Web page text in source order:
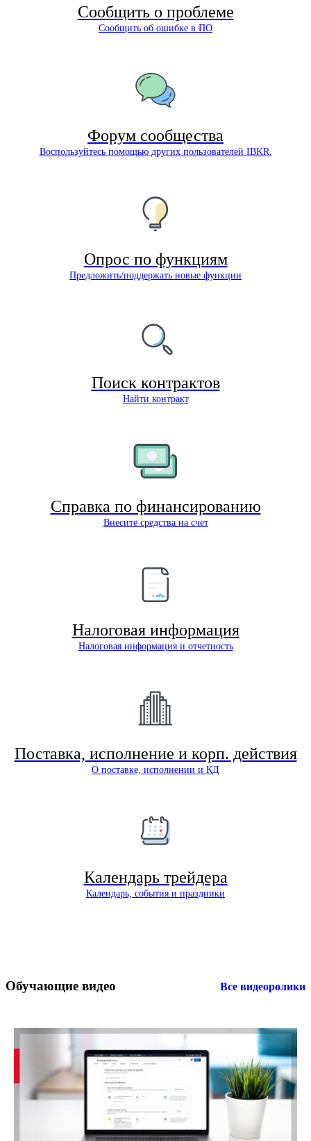
Сообщить о проблеме
Сообщить об ошибке в ПО
Форум сообщества
Воспользуйтесь помощью других пользователей IBKR.
Опрос по функциям
Предложить/поддержать новые функции
Поиск контрактов
Найти контракт
Справка по финансированию
Внесите средства на счет
Налоговая информация
Налоговая информация и отчетность
Поставка, исполнение и корп. действия
О поставке, исполнении и КД
Календарь трейдера
Календарь, события и праздники
Обучающие видео Все видеоролики